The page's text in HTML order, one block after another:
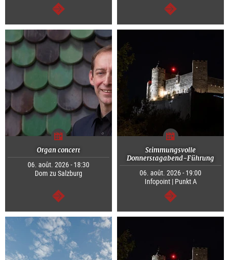
Continuer Continuer
Organ concert
06. août. 2026 - 18:30
Dom zu Salzburg
Continuer
Stimmungsvolle
Donnerstagabend-Führung
06. août. 2026 - 19:00
Infopoint | Punkt A
Continuer